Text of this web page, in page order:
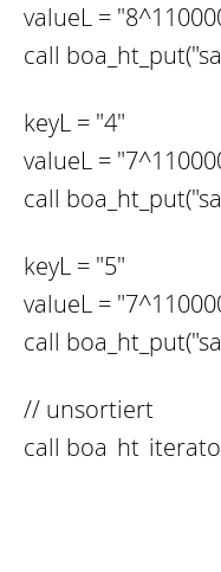
valueL =
call
keyL = "4"
valueL =
call
keyL = "5"
valueL =
call
// unsortiert
call